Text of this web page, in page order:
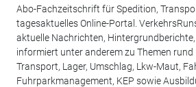
Abo-Fachzeitschrift für Spedition,
tagesaktuelles Online-Portal.
aktuelle Nachrichten,
informiert unter anderem zu Themen
Transport, Lager, Umschlag, Lkw-Maut,
Fuhrparkmanagement, KEP sowie